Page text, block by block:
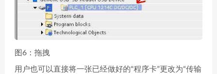
图6：拖拽
用户也可以直接将一张已经做好的“程序卡”更改为“传输